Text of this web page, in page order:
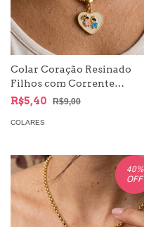
Colar Coração Resinado
Filhos com Corrente
Veneziana
R$5,40 R$9,00
COLARES
40%
OFF